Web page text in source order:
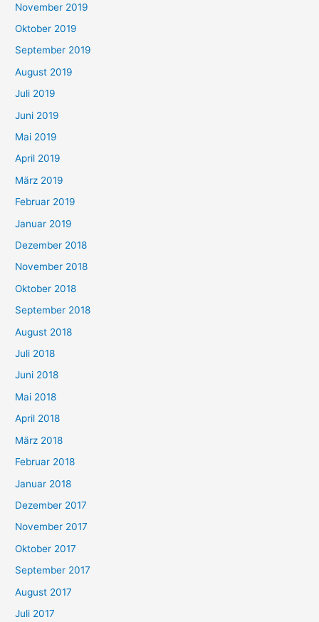
November 2019
Oktober 2019
September 2019
August 2019
Juli 2019
Juni 2019
Mai 2019
April 2019
März 2019
Februar 2019
Januar 2019
Dezember 2018
November 2018
Oktober 2018
September 2018
August 2018
Juli 2018
Juni 2018
Mai 2018
April 2018
März 2018
Februar 2018
Januar 2018
Dezember 2017
November 2017
Oktober 2017
September 2017
August 2017
Juli 2017